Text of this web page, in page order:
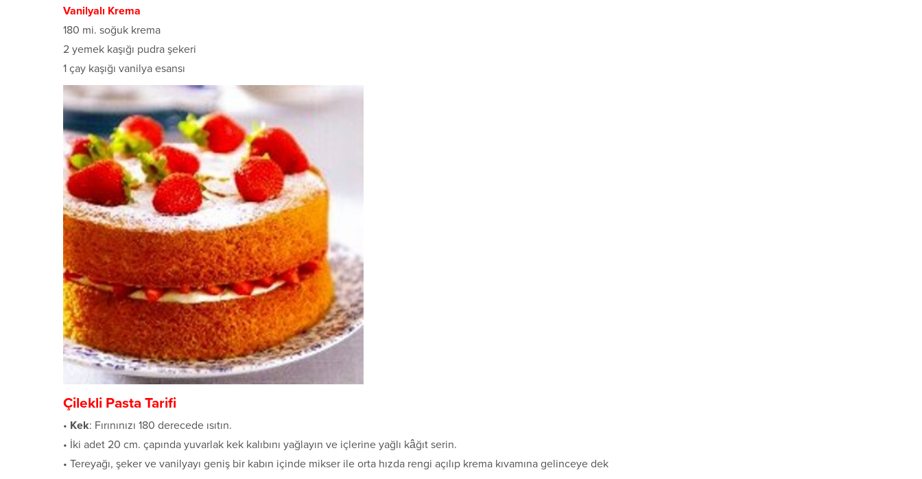
Vanilyalı Krema
180 mi. soğuk krema
2 yemek kaşığı pudra şekeri
1 çay kaşığı vanilya esansı
Çilekli Pasta Tarifi
• Kek: Fırınınızı 180 derecede ısıtın.
• İki adet 20 cm. çapında yuvarlak kek kalıbını yağlayın ve içlerine yağlı kâğıt serin.
• Tereyağı, şeker ve vanilyayı geniş bir kabın içinde mikser ile orta hızda rengi açılıp krema kıvamına gelinceye dek